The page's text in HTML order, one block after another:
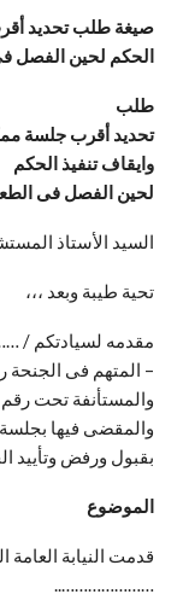
صيغة طلب تحديد
الحكم لحين الفصل
طلب
تحديد أقرب جلسة
وايقاف تنفيذ الحكم
لحين الفصل فى
السيد الأستاذ
تحية طيبة وبعد ،،،
مقدمه لسيادتكم
– المتهم فى
والمستأنفة تحت
والمقضى فيها
بقبول ورفض وتأييد
الموضوع
قدمت النيابة
…………………..